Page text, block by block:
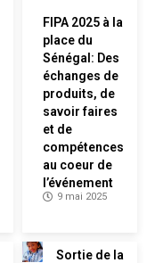
FIPA 2025 à la
place du
Sénégal: Des
échanges de
produits, de
savoir faires
et de
compétences
au coeur de
l’événement
9 mai 2025
Sortie de la